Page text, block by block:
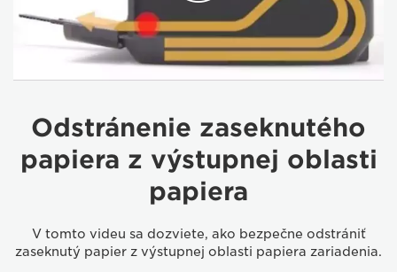
Odstránenie zaseknutého
papiera z výstupnej oblasti
papiera
V tomto videu sa dozviete, ako bezpečne odstrániť
zaseknutý papier z výstupnej oblasti papiera zariadenia.